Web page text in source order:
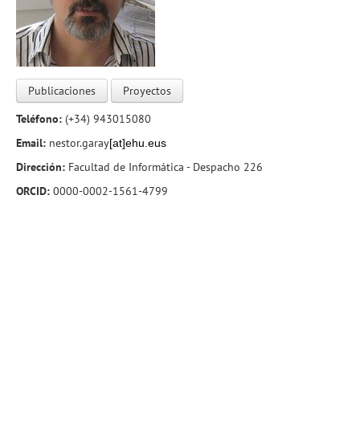
Publicaciones
Proyectos
Teléfono: (+34) 943015080
Email: nestor.garay[at]ehu.eus
Dirección: Facultad de Informática - Despacho 226
ORCID: 0000-0002-1561-4799